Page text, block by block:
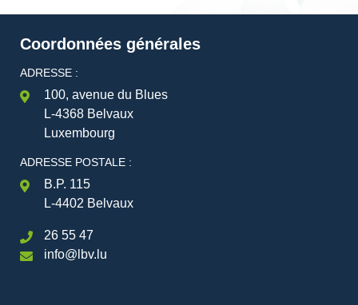
Coordonnées générales
ADRESSE :
100, avenue du Blues
L-4368 Belvaux
Luxembourg
ADRESSE POSTALE :
B.P. 115
L-4402 Belvaux
26 55 47
info@lbv.lu